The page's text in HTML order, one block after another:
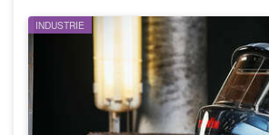
INDUSTRIE